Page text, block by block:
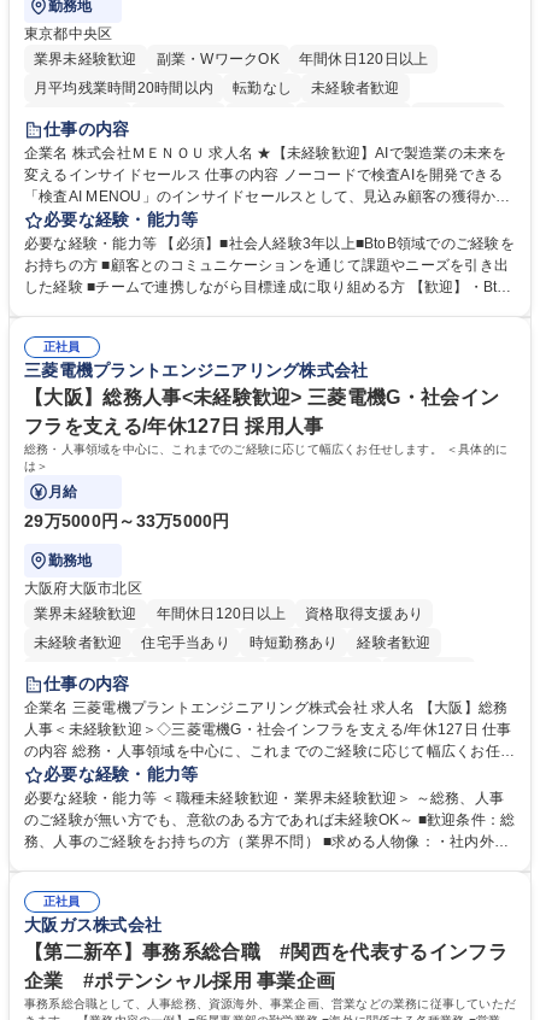
勤務地
東京都中央区
業界未経験歓迎
副業・WワークOK
年間休日120日以上
月平均残業時間20時間以内
転勤なし
未経験者歓迎
時短勤務あり
駅近5分以内
土日祝休み 服装自由
仕事の内容
企業名 株式会社ＭＥＮＯＵ 求人名 ★【未経験歓迎】AIで製造業の未来を
変えるインサイドセールス 仕事の内容 ノーコードで検査AIを開発できる
「検査AI MENOU」のインサイドセールスとして、見込み顧客の獲得から
商談機会の創出までを担っていただきます。マーケティングとフィールド
セールスをつなぐ役割として、 適切なタイミングで顧客とコミュニケーシ
ョンを取りながら、受注につながる商談機会の最大化を目指します。 【具
体的な仕事内容】 リードへの電話・メールによるアプローチ/リードナー
実行/フィールドセールスへの案件連携 募集職種 ★【未経験歓迎】AIで製
造業の未来を変えるインサイドセールス
必要な経験・能力等
必要な経験・能力等 【必須】■社会人経験3年以上■BtoB領域でのご経験を
お持ちの方 ■顧客とのコミュニケーションを通じて課題やニーズを引き出
した経験 ■チームで連携しながら目標達成に取り組める方 【歓迎】・BtoB
企画・実行経験 ・CRM・リードナーチャリングに関する知見 ・データを
もとに営業プロセスを改善した経験 学歴・資格 学歴：大学院 大学 高専 短
大 専修学校 高校 語学力： 資格：
正社員
三菱電機プラントエンジニアリング株式会社
【大阪】総務人事<未経験歓迎> 三菱電機G・社会イン
フラを支える/年休127日 採用人事
総務・人事領域を中心に、これまでのご経験に応じて幅広くお任せします。 ＜具体的に
は＞
月給
29万5000円～33万5000円
勤務地
大阪府大阪市北区
業界未経験歓迎
年間休日120日以上
資格取得支援あり
未経験者歓迎
住宅手当あり 時短勤務あり
経験者歓迎
退職金あり
駅近5分以内
土日祝休み 服装自由 寮・社宅あり 食事補助あり
仕事の内容
企業名 三菱電機プラントエンジニアリング株式会社 求人名 【大阪】総務
人事＜未経験歓迎＞◇三菱電機G・社会インフラを支える/年休127日 仕事
の内容 総務・人事領域を中心に、これまでのご経験に応じて幅広くお任せ
します。 ＜具体的には＞ ・総務/人事労務（給与・社保・勤怠管理など）
・採用・教育研修 ・福利厚生運用 など ※基本的には事務所勤務ですが、
採用や教育等の業務内容により、関西圏以外への日帰り・宿泊を伴う国内
出張もございます。 ※担当業務を持ちつつ、お互いに助け合いながら、総
必要な経験・能力等
必要な経験・能力等 ＜職種未経験歓迎・業界未経験歓迎＞ ～総務、人事
のご経験が無い方でも、意欲のある方であれば未経験OK～ ■歓迎条件：総
務、人事のご経験をお持ちの方（業界不問） ■求める人物像：・社内外の
正社員
大阪ガス株式会社
【第二新卒】事務系総合職 #関西を代表するインフラ
企業 #ポテンシャル採用 事業企画
事務系総合職として、人事総務、資源海外、事業企画、営業などの業務に従事していただ